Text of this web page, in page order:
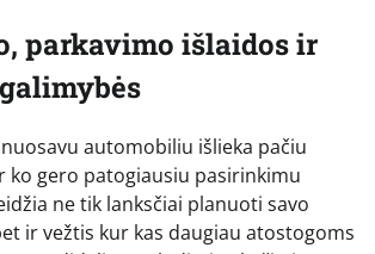
parkavimo išlaidos ir
automobiliu išlieka pačiu
ko gero patogiausiu pasirinkimu
ne tik lanksčiai planuoti savo
ir vežtis kur kas daugiau atostogoms